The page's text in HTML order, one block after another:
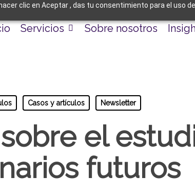
clic en Aceptar , das tu consentimiento para el uso
Servicios Sobre nosotros
Casos y artículos Newsletter
el
futuros